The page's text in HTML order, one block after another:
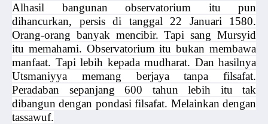
Alhasil bangunan observatorium itu pun
dihancurkan, persis di tanggal 22 Januari 1580.
Orang-orang banyak mencibir. Tapi sang Mursyid
itu memahami. Observatorium itu bukan membawa
manfaat. Tapi lebih kepada mudharat. Dan hasilnya
Utsmaniyya memang berjaya tanpa filsafat.
Peradaban sepanjang 600 tahun lebih itu tak
dibangun dengan pondasi filsafat. Melainkan dengan
tassawuf.